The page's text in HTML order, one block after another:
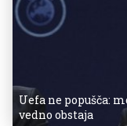
Uefa ne popušča:
vedno obstaja